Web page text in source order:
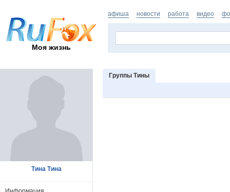
Моя жизнь
афиша новости работа видео
Группы Тины
Тина Тина